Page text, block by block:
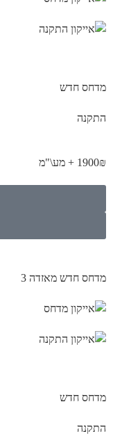
מדחס חדש
התקנה
1900₪ + מע\"מ
מדחס חדש מאזדה 3
מדחס חדש
התקנה